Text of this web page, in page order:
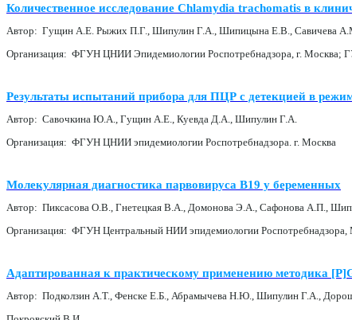
Количественное исследование Chlamydia trachomatis в
Автор: Гущин А.Е. Рыжих П.Г., Шипулин Г.А., Шипицына Е.В., Савичева
Организация: ФГУН ЦНИИ Эпидемиологии Роспотребнадзора, г. Москва;
Результаты испытаний прибора для ПЦР с детекцией в
Автор: Савочкина Ю.А., Гущин А.Е., Куевда Д.А., Шипулин Г.А.
Организация: ФГУН ЦНИИ эпидемиологии Роспотребнадзора. г. Москва
Молекулярная диагностика парвовируса В19 у беременных
Автор: Пиксасова О.В., Гнетецкая В.А., Домонова Э.А., Сафонова А.П.,
Организация: ФГУН Центральный НИИ эпидемиологии Роспотребнадзора,
Адаптированная к практическому применению методика
Автор: Подколзин А.Т., Фенске Е.Б., Абрамычева Н.Ю., Шипулин Г.А.,